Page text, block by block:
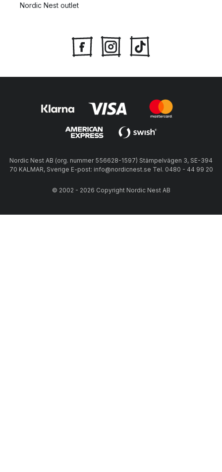
Nordic Nest outlet
Nordic Nest AB (org. nummer 556628-1597) Stämpelvägen 3, SE-394
70 KALMAR, Sverige E-post: info@nordicnest.se Tel. 0480 - 44 99 20
© 2002 - 2026 Copyright Nordic Nest AB